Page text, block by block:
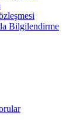
Bilgilendirme